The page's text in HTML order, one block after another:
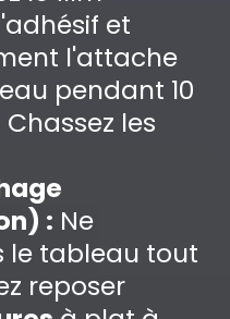
et
l'attache
pendant 10
les
: Ne
le tableau tout
reposer